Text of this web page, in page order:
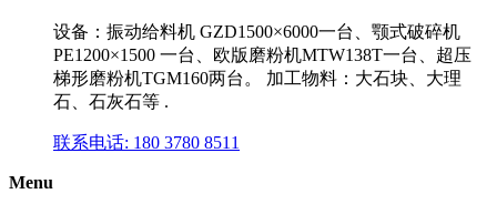
设备：振动给料机 GZD1500×6000一台、颚式破碎机
PE1200×1500 一台、欧版磨粉机MTW138T一台、超压
梯形磨粉机TGM160两台。 加工物料：大石块、大理
石、石灰石等 .
联系电话: 180 3780 8511
Menu